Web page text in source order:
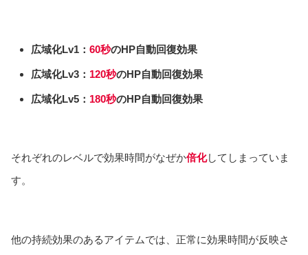
広域化Lv1： 60秒のHP自動回復効果
広域化Lv3： 120秒のHP自動回復効果
広域化Lv5： 180秒のHP自動回復効果
それぞれのレベルで効果時間がなぜか倍化してしまっていま
す。
他の持続効果のあるアイテムでは、正常に効果時間が反映さ